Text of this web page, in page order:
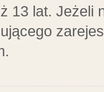
13 lat. Jeżeli